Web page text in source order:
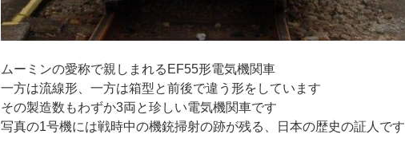
ムーミンの愛称で親しまれるEF55形電気機関車
一方は流線形、一方は箱型と前後で違う形をしています
その製造数もわずか3両と珍しい電気機関車です
写真の1号機には戦時中の機銃掃射の跡が残る、日本の歴史の証人です